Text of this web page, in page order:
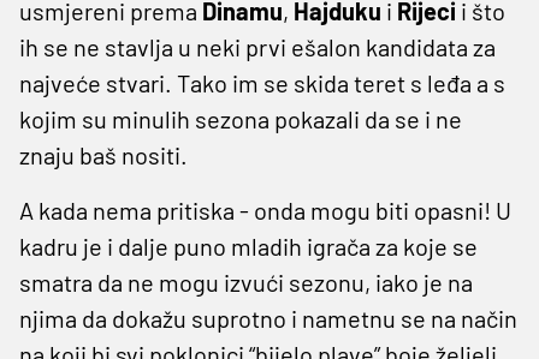
usmjereni prema Dinamu, Hajduku i Rijeci i što
ih se ne stavlja u neki prvi ešalon kandidata za
najveće stvari. Tako im se skida teret s leđa a s
kojim su minulih sezona pokazali da se i ne
znaju baš nositi.
A kada nema pritiska - onda mogu biti opasni! U
kadru je i dalje puno mladih igrača za koje se
smatra da ne mogu izvući sezonu, iako je na
njima da dokažu suprotno i nametnu se na način